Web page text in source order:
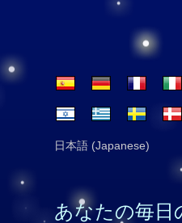
日本語 (Japanese)
あなたの毎日